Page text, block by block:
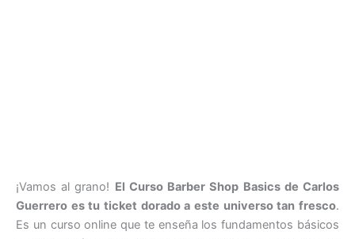
¡Vamos al grano! El Curso Barber Shop Basics de Carlos
Guerrero es tu ticket dorado a este universo tan fresco.
Es un curso online que te enseña los fundamentos básicos